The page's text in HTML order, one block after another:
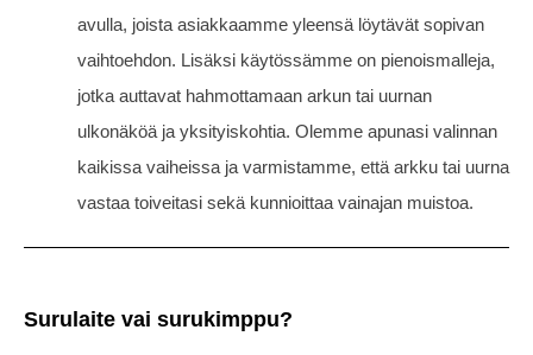
avulla, joista asiakkaamme yleensä löytävät sopivan
vaihtoehdon. Lisäksi käytössämme on pienoismalleja,
jotka auttavat hahmottamaan arkun tai uurnan
ulkonäköä ja yksityiskohtia. Olemme apunasi valinnan
kaikissa vaiheissa ja varmistamme, että arkku tai uurna
vastaa toiveitasi sekä kunnioittaa vainajan muistoa.
Surulaite vai surukimppu?